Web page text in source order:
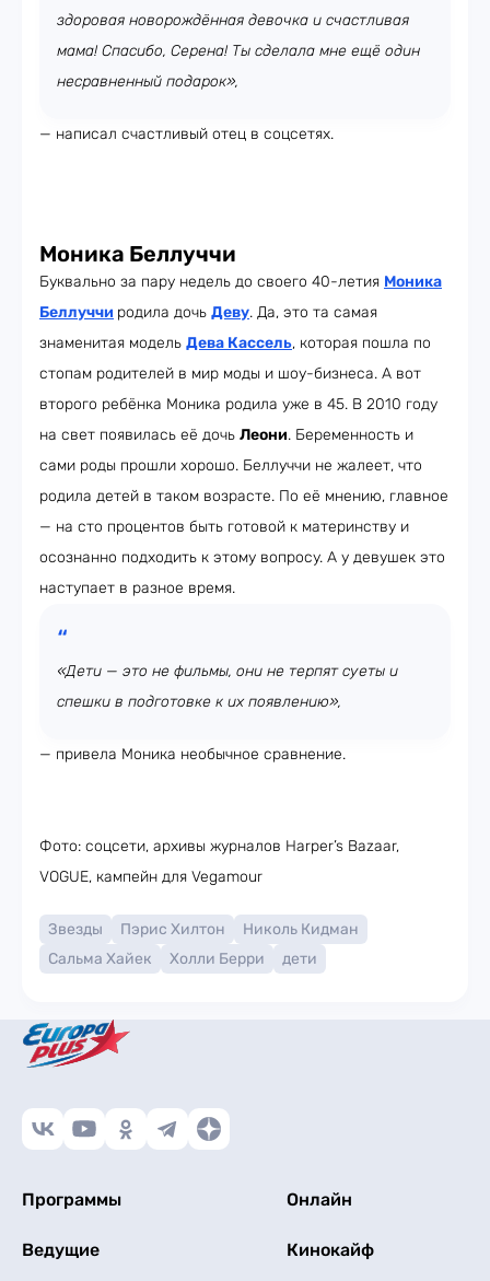
здоровая новорождённая девочка и счастливая
мама! Спасибо, Серена! Ты сделала мне ещё один
несравненный подарок»,
— написал счастливый отец в соцсетях.
Моника Беллуччи
Буквально за пару недель до своего 40-летия Моника
Беллуччи родила дочь Деву. Да, это та самая
знаменитая модель Дева Кассель, которая пошла по
стопам родителей в мир моды и шоу-бизнеса. А вот
второго ребёнка Моника родила уже в 45. В 2010 году
на свет появилась её дочь Леони. Беременность и
сами роды прошли хорошо. Беллуччи не жалеет, что
родила детей в таком возрасте. По её мнению, главное
— на сто процентов быть готовой к материнству и
осознанно подходить к этому вопросу. А у девушек это
наступает в разное время.
«Дети — это не фильмы, они не терпят суеты и
спешки в подготовке к их появлению»,
— привела Моника необычное сравнение.
Фото: соцсети, архивы журналов Harper’s Bazaar,
VOGUE, кампейн для Vegamour
Звезды Пэрис Хилтон
Николь Кидман
Сальма Хайек
Холли Берри дети
Программы Онлайн
Ведущие Кинокайф